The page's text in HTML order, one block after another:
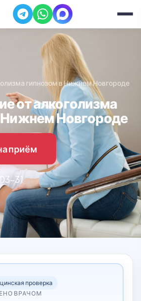
гипнозом в Нижнем Новгороде
от алкоголизма
Нижнем Новгороде
приём
31
проверка
ВРАЧОМ